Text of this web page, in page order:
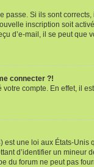
passe. Si ils sont
inscription soit
d’e-mail, il se peut
connecter ?!
votre compte. En effet,
est une loi aux États-Unis
d’identifier un
du forum ne peut pas